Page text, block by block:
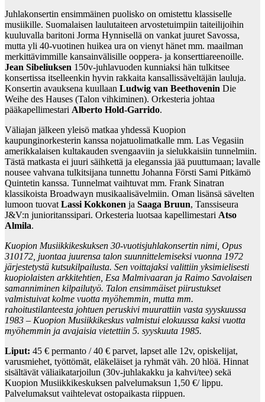
Juhlakonsertin ensimmäinen puolisko on omistettu klassiselle
musiikille. Suomalaisen laulutaiteen arvostetuimpiin taiteilijoihin
kuuluvalla baritoni Jorma Hynnisellä on vankat juuret Savossa,
mutta yli 40-vuotinen huikea ura on vienyt hänet mm. maailman
merkittävimmille kansainvälisille ooppera- ja konserttiareenoille.
Jean Sibeliuksen 150v-juhlavuoden kunniaksi hän tulkitsee
konsertissa itselleenkin hyvin rakkaita kansallissäveltäjän lauluja.
Konsertin avauksena kuullaan Ludwig van Beethovenin Die
Weihe des Hauses (Talon vihkiminen). Orkesteria johtaa
pääkapellimestari Alberto Hold-Garrido.
Väliajan jälkeen yleisö matkaa yhdessä Kuopion
kaupunginorkesterin kanssa nojatuolimatkalle mm. Las Vegasiin
amerikkalaisen kultakauden svengaaviin ja sielukkaisiin tunnelmiin.
Tästä matkasta ei juuri säihkettä ja eleganssia jää puuttumaan; lavalle
nousee vahvana tulkitsijana tunnettu Johanna Försti Sami Pitkämö
Quintetin kanssa. Tunnelmat vaihtuvat mm. Frank Sinatran
klassikoista Broadwayn musikaalisävelmiin. Oman lisänsä sävelten
lumoon tuovat Lassi Kokkonen ja Saaga Bruun, Tanssiseura
J&V:n junioritanssipari. Orkesteria luotsaa kapellimestari Atso
Almila.
Kuopion Musiikkikeskuksen 30-vuotisjuhlakonsertin nimi, Opus
310172, juontaa juurensa talon suunnittelemiseksi vuonna 1972
järjestetystä kutsukilpailusta. Sen voittajaksi valittiin yksimielisesti
kuopiolaisten arkkitehtien, Esa Malmivaaran ja Raimo Savolaisen
samanniminen kilpailutyö. Talon ensimmäiset piirustukset
valmistuivat kolme vuotta myöhemmin, mutta mm.
rahoitustilanteesta johtuen peruskivi muurattiin vasta syyskuussa
1983 – Kuopion Musiikkikeskus valmistui elokuussa kaksi vuotta
myöhemmin ja avajaisia vietettiin 5. syyskuuta 1985.
Liput: 45 € permanto / 40 € parvet, lapset alle 12v, opiskelijat,
varusmiehet, työttömät, eläkeläiset ja ryhmät väh. 20 hlöä. Hinnat
sisältävät väliaikatarjoilun (30v-juhlakakku ja kahvi/tee) sekä
Kuopion Musiikkikeskuksen palvelumaksun 1,50 €/ lippu.
Palvelumaksut vaihtelevat ostopaikasta riippuen.